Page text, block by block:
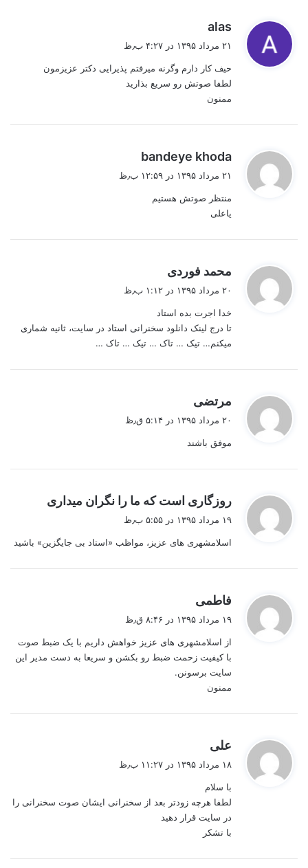
alas
ف
:
۲۱ مرداد ۱۳۹۵ در ۴:۲۷ ب٫ظ
حیف کار دارم وگرنه میرفتم پذیرایی دکتر عزیزمون
لطفا صوتش رو سریع بذارید
ممنون
bandeye khoda
۲۱ مرداد ۱۳۹۵ در ۱۲:۵۹ ب٫ظ
منتظر صوتش هستیم
یاعلی
محمد فوردی
:
۲۰ مرداد ۱۳۹۵ در ۱:۱۲ ب٫ظ
خدا اجرت بده استاد
تا درج لینک دانلود سخنرانی استاد در سایت، ثانیه شماری
میکنم… تیک … تاک … تیک … تاک …
مرتضی
:
۲۰ مرداد ۱۳۹۵ در ۵:۱۴ ق٫ظ
موفق باشند
روزگاری است که ما را نگران میداری
:
۱۹ مرداد ۱۳۹۵ در ۵:۵۵ ب٫ظ
اسلامشهری های عزیز، مواظب «استاد بی جایگزین» باشید
فاطمی
:
۱۹ مرداد ۱۳۹۵ در ۸:۴۶ ق٫ظ
از اسلامشهری های عزیز خواهش داریم با یک ضبط صوت
با کیفیت زحمت ضبط رو بکشن و سریعا به دست مدیر این
سایت برسونن.
ممنون
علی
:
۱۸ مرداد ۱۳۹۵ در ۱۱:۲۷ ب٫ظ
با سلام
لطفا هرچه زودتر بعد از سخنرانی ایشان صوت سخنرانی را
در سایت قرار دهید
با تشکر